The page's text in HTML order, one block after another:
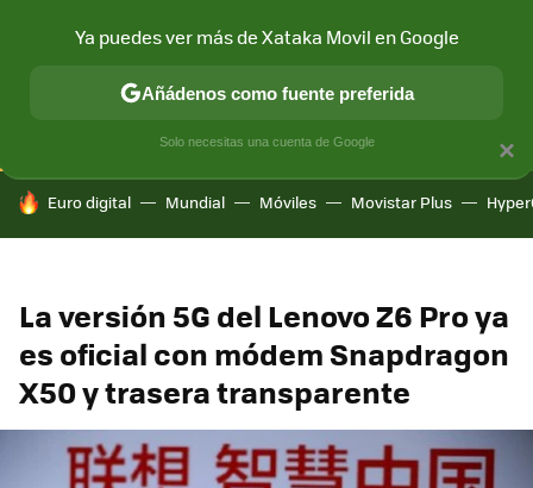
CONECTIVIDAD MÓVIL Y SOCIEDAD APLICACIONES
HOY SE HABLA DE
Euro digital Mundial Móviles Movistar Plus
La versión 5G del Lenovo Z6 Pro ya
es oficial con módem Snapdragon
X50 y trasera transparente
×
Ya puedes ver más de Xataka Movil en Google
Añádenos como fuente preferida
Solo necesitas una cuenta de Google